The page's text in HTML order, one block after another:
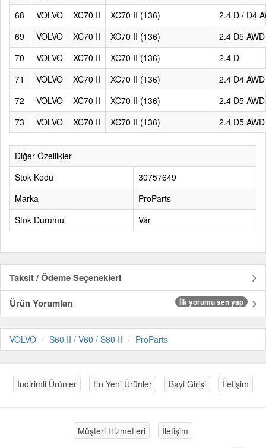
68
VOLVO XC70 II XC70 II (136)
2.4 D / D4
69
VOLVO XC70 II XC70 II (136)
2.4 D5 AWD
70
VOLVO XC70 II XC70 II (136)
2.4 D
71
VOLVO XC70 II XC70 II (136)
2.4 D4 AWD
72
VOLVO XC70 II XC70 II (136)
2.4 D5 AWD
73
VOLVO XC70 II XC70 II (136) 2.4 D5 AWD
Diğer Özellikler
Stok Kodu
30757649
Marka
ProParts
Stok Durumu
Var
Taksit / Ödeme Seçenekleri
Ürün Yorumları
İlk yorumu sen yap
VOLVO S60 II / V60 / S80 II ProParts
İndirimli Ürünler En Yeni Ürünler Bayi Girişi İletişim
Müşteri Hizmetleri İletişim